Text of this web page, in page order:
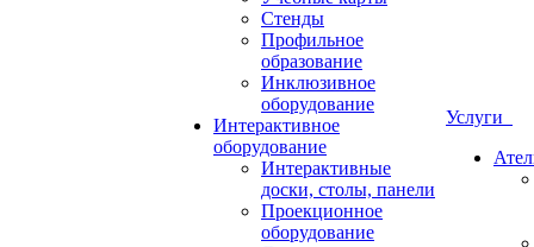
Стенды
Профильное
образование
Инклюзивное
оборудование
Интерактивное
оборудование
Интерактивные
доски, столы, панели
Проекционное
оборудование
Услуги